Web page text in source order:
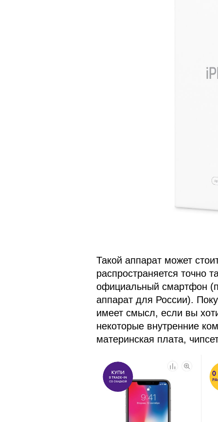
Такой аппарат может
распространяется точно
официальный смартфон
аппарат для России).
имеет смысл, если вы
некоторые внутренние
материнская плата,